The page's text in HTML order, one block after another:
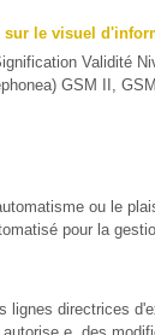
sur le visuel
Validité
GSM II,
ou le
pour la
lignes directrices